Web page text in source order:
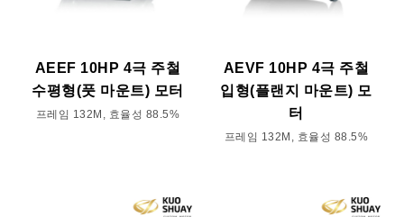
AEEF 10HP 4극 주철
수평형(풋 마운트) 모터
프레임 132M, 효율성 88.5%
AEVF 10HP 4극 주철
입형(플랜지 마운트) 모
터
프레임 132M, 효율성 88.5%